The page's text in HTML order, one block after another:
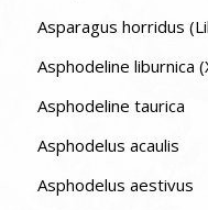
Asparagus horridus
Asphodeline liburnica
Asphodeline taurica
Asphodelus acaulis
Asphodelus aestivus